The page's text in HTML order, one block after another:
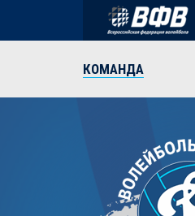
КОМАНДА